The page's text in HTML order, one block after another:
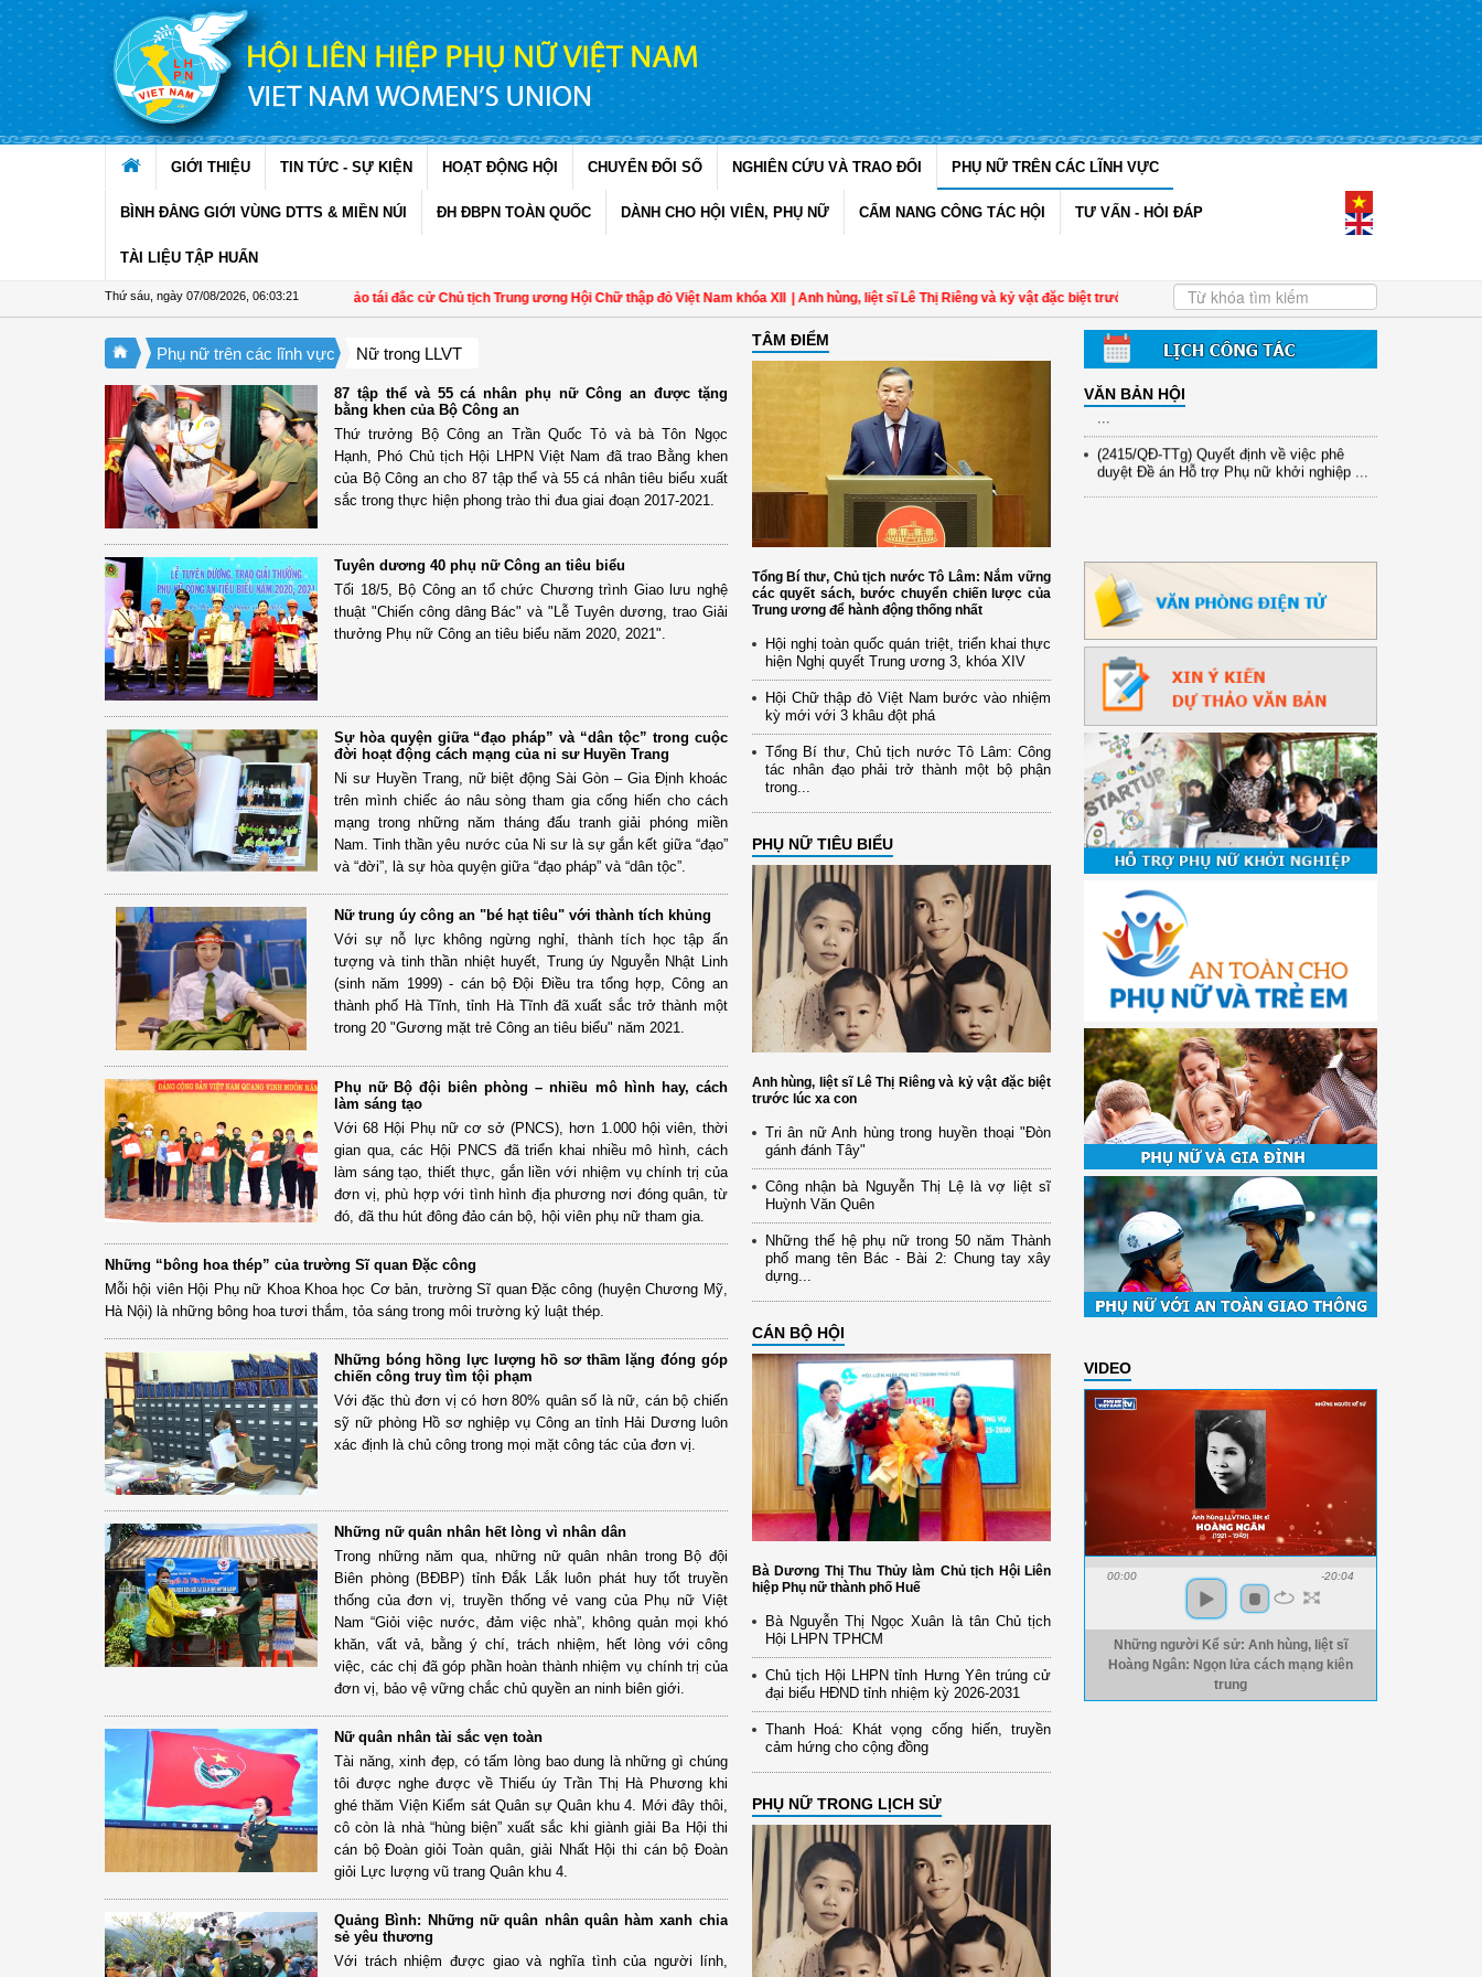
Truy cập nội dung luôn
GIỚI THIỆU TIN TỨC - SỰ KIỆN HOẠT ĐỘNG HỘI CHUYỂN ĐỔI SỐ NGHIÊN CỨU VÀ TRAO ĐỔI PHỤ NỮ TRÊN CÁC LĨNH VỰC
BÌNH ĐẲNG GIỚI VÙNG DTTS & MIỀN NÚI ĐH ĐBPN TOÀN QUỐC DÀNH CHO HỘI VIÊN, PHỤ NỮ CẨM NANG CÔNG TÁC HỘI TƯ VẤN - HỎI ĐÁP
TÀI LIỆU TẬP HUẤN
Thứ sáu, ngày 07/08/2026 06:03:22
Bà Đỗ Thị Thu Thảo tái đắc cử Chủ tịch Trung ương Hội Chữ thập đỏ Việt Nam khóa XII | Anh hùng, liệt sĩ Lê Thị Riêng và kỷ vật đặc biệt trước lúc xa con | Tri ân nữ Anh hùng trong huyền thoại "Đòn
Phụ nữ trên các lĩnh vực Nữ trong LLVT
87 tập thể và 55 cá nhân phụ nữ Công an được tặng
bằng khen của Bộ Công an
Thứ trưởng Bộ Công an Trần Quốc Tỏ và bà Tôn Ngọc
Hạnh, Phó Chủ tịch Hội LHPN Việt Nam đã trao Bằng khen
của Bộ Công an cho 87 tập thể và 55 cá nhân tiêu biểu xuất
sắc trong thực hiện phong trào thi đua giai đoạn 2017-2021.
Tuyên dương 40 phụ nữ Công an tiêu biểu
Tối 18/5, Bộ Công an tổ chức Chương trình Giao lưu nghệ
thuật "Chiến công dâng Bác" và "Lễ Tuyên dương, trao Giải
thưởng Phụ nữ Công an tiêu biểu năm 2020, 2021".
Sự hòa quyện giữa “đạo pháp” và “dân tộc” trong cuộc
đời hoạt động cách mạng của ni sư Huyền Trang
Ni sư Huyền Trang, nữ biệt động Sài Gòn – Gia Định khoác
trên mình chiếc áo nâu sòng tham gia cống hiến cho cách
mạng trong những năm tháng đấu tranh giải phóng miền
Nam. Tinh thần yêu nước của Ni sư là sự gắn kết giữa “đạo”
và “đời”, là sự hòa quyện giữa “đạo pháp” và “dân tộc”.
Nữ trung úy công an "bé hạt tiêu" với thành tích khủng
Với sự nỗ lực không ngừng nghỉ, thành tích học tập ấn
tượng và tinh thần nhiệt huyết, Trung úy Nguyễn Nhật Linh
(sinh năm 1999) - cán bộ Đội Điều tra tổng hợp, Công an
thành phố Hà Tĩnh, tỉnh Hà Tĩnh đã xuất sắc trở thành một
trong 20 "Gương mặt trẻ Công an tiêu biểu" năm 2021.
Phụ nữ Bộ đội biên phòng – nhiều mô hình hay, cách
làm sáng tạo
Với 68 Hội Phụ nữ cơ sở (PNCS), hơn 1.000 hội viên, thời
gian qua, các Hội PNCS đã triển khai nhiều mô hình, cách
làm sáng tạo, thiết thực, gắn liền với nhiệm vụ chính trị của
đơn vị, phù hợp với tình hình địa phương nơi đóng quân, từ
đó, đã thu hút đông đảo cán bộ, hội viên phụ nữ tham gia.
Những “bông hoa thép” của trường Sĩ quan Đặc công
Mỗi hội viên Hội Phụ nữ Khoa Khoa học Cơ bản, trường Sĩ quan Đặc công (huyện Chương Mỹ,
Hà Nội) là những bông hoa tươi thắm, tỏa sáng trong môi trường kỷ luật thép.
Những bóng hồng lực lượng hồ sơ thầm lặng đóng góp
chiến công truy tìm tội phạm
Với đặc thù đơn vị có hơn 80% quân số là nữ, cán bộ chiến
sỹ nữ phòng Hồ sơ nghiệp vụ Công an tỉnh Hải Dương luôn
xác định là chủ công trong mọi mặt công tác của đơn vị.
Những nữ quân nhân hết lòng vì nhân dân
Trong những năm qua, những nữ quân nhân trong Bộ đội
Biên phòng (BĐBP) tỉnh Đắk Lắk luôn phát huy tốt truyền
thống của đơn vị, truyền thống vẻ vang của Phụ nữ Việt
Nam “Giỏi việc nước, đảm việc nhà”, không quản mọi khó
khăn, vất vả, bằng ý chí, trách nhiệm, hết lòng với công
việc, các chị đã góp phần hoàn thành nhiệm vụ chính trị của
đơn vị, bảo vệ vững chắc chủ quyền an ninh biên giới.
Nữ quân nhân tài sắc vẹn toàn
Tài năng, xinh đẹp, có tấm lòng bao dung là những gì chúng
tôi được nghe được về Thiếu úy Trần Thị Hà Phương khi
ghé thăm Viện Kiểm sát Quân sự Quân khu 4. Mới đây thôi,
cô còn là nhà “hùng biện” xuất sắc khi giành giải Ba Hội thi
cán bộ Đoàn giỏi Toàn quân, giải Nhất Hội thi cán bộ Đoàn
giỏi Lực lượng vũ trang Quân khu 4.
Quảng Bình: Những nữ quân nhân quân hàm xanh chia
sẻ yêu thương
Với trách nhiệm được giao và nghĩa tình của người lính,
TÂM ĐIỂM
Tổng Bí thư, Chủ tịch nước Tô Lâm: Nắm vững
các quyết sách, bước chuyển chiến lược của
Trung ương để hành động thống nhất
Hội nghị toàn quốc quán triệt, triển khai thực
hiện Nghị quyết Trung ương 3, khóa XIV
Hội Chữ thập đỏ Việt Nam bước vào nhiệm
kỳ mới với 3 khâu đột phá
Tổng Bí thư, Chủ tịch nước Tô Lâm: Công
tác nhân đạo phải trở thành một bộ phận
trong...
PHỤ NỮ TIÊU BIỂU
Anh hùng, liệt sĩ Lê Thị Riêng và kỷ vật đặc biệt
trước lúc xa con
Tri ân nữ Anh hùng trong huyền thoại "Đòn
gánh đánh Tây"
Công nhận bà Nguyễn Thị Lệ là vợ liệt sĩ
Huỳnh Văn Quên
Những thế hệ phụ nữ trong 50 năm Thành
phố mang tên Bác - Bài 2: Chung tay xây
dựng...
CÁN BỘ HỘI
Bà Dương Thị Thu Thủy làm Chủ tịch Hội Liên
hiệp Phụ nữ thành phố Huế
Bà Nguyễn Thị Ngọc Xuân là tân Chủ tịch
Hội LHPN TPHCM
Chủ tịch Hội LHPN tỉnh Hưng Yên trúng cử
đại biểu HĐND tỉnh nhiệm kỳ 2026-2031
Thanh Hoá: Khát vọng cống hiến, truyền
cảm hứng cho cộng đồng
PHỤ NỮ TRONG LỊCH SỬ
VĂN BẢN HỘI
(12/TB-HĐKH) V/v đăng ký, đề xuất nhiệm
vụ Khoa học, công nghệ và đổi mới ...
(417/QĐ-BNNMT) Quyết định phê duyệt
Chương trình mục tiêu quốc gia xây dựng
...
(891/KH-ĐCT) Kế hoạch thực hiện Nghị
quyết số 72-NQ/TW ngày 9/9/2025 của Bộ
...
(2415/QĐ-TTg) Quyết định về việc phê
duyệt Đề án Hỗ trợ Phụ nữ khởi nghiệp ...
VIDEO
00:00 -20:04
Những người Kể sử: Anh hùng, liệt sĩ
Hoàng Ngân: Ngọn lửa cách mạng kiên
trung